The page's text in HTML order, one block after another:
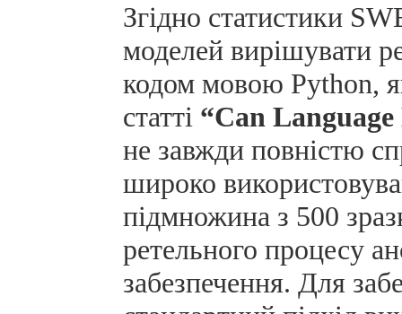
Згідно статистики
моделей вирішувати
кодом мовою Python,
статті “Can
не завжди повністю
широко
підмножина з 500
ретельного процесу
забезпечення. Для